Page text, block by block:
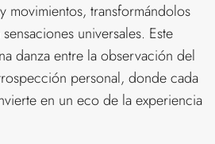
movimientos, transformándolos
universales. Este
danza entre la observación del
personal, donde cada
en un eco de la experiencia